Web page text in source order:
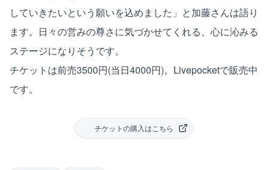
していきたいという願いを込めました」と加藤さんは語り
ます。日々の営みの尊さに気づかせてくれる、心に沁みる
ステージになりそうです。
チケットは前売3500円(当日4000円)。 Livepocketで販売中
です。
チケットの購入はこちら